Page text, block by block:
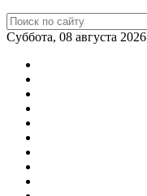
Суббота, 08 августа 2026